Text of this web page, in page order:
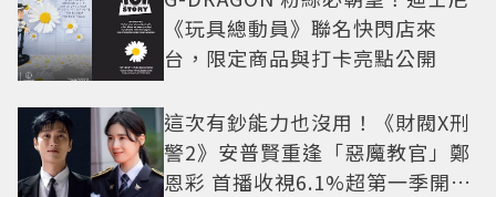
《玩具總動員》聯名快閃店來
台，限定商品與打卡亮點公開
這次有鈔能力也沒用！《財閥X刑
警2》安普賢重逢「惡魔教官」鄭
恩彩 首播收視6.1%超第一季開紅